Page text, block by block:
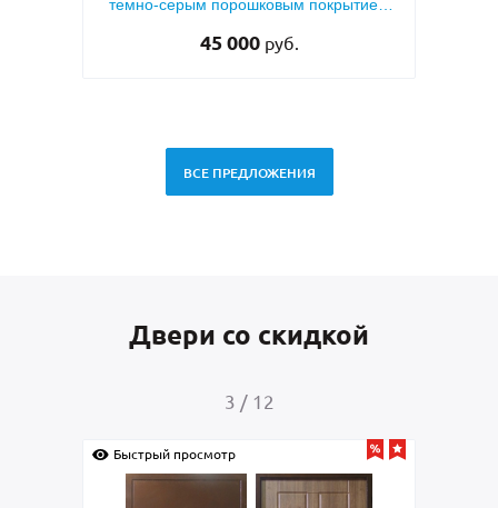
темно-серым порошковым покрытием
45 000 руб.
ВСЕ ПРЕДЛОЖЕНИЯ
Двери со скидкой
3 / 12
Быстрый просмотр